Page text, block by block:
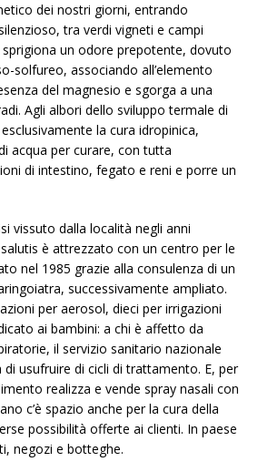
dei nostri giorni, entrando
tra verdi vigneti e campi
sprigiona un odore prepotente, dovuto
solfureo, associando all’elemento
del magnesio e sgorga a una
Agli albori dello sviluppo termale di
la cura idropinica,
acqua per curare, con tutta
di intestino, fegato e reni e porre un
vissuto dalla località negli anni
è attrezzato con un centro per le
nel 1985 grazie alla consulenza di un
successivamente ampliato.
per aerosol, dieci per irrigazioni
ai bambini: a chi è affetto da
il servizio sanitario nazionale
usufruire di cicli di trattamento. E, per
realizza e vende spray nasali con
c’è spazio anche per la cura della
possibilità offerte ai clienti. In paese
negozi e botteghe.